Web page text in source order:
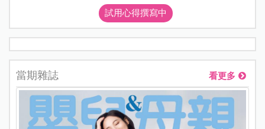
試用心得撰寫中
當期雜誌 看更多